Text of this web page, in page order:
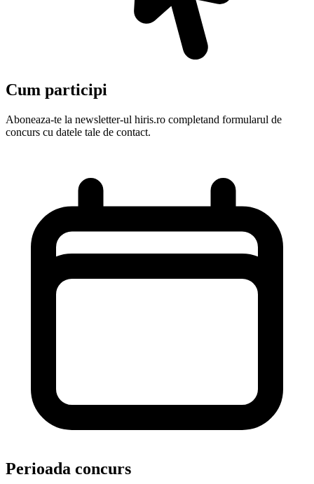
Cum participi
Aboneaza-te la newsletter-ul hiris.ro completand formularul de
concurs cu datele tale de contact.
Perioada concurs